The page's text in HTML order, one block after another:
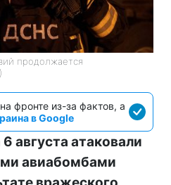
продолжается
фронте из-за фактов, а
в Google
августа атаковали
авиабомбами